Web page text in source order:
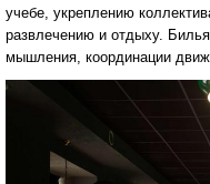
учебе, укреплению
развлечению и отдыху.
мышления, координации